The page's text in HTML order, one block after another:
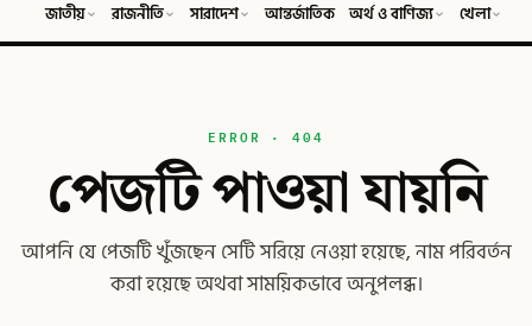
জাতীয় রাজনীতি সারাদেশ আন্তর্জাতিক অর্থ ও বাণিজ্য খেলা
ERROR · 404
পেজটি পাওয়া যায়নি
আপনি যে পেজটি খুঁজছেন সেটি সরিয়ে নেওয়া হয়েছে, নাম পরিবর্তন
করা হয়েছে অথবা সাময়িকভাবে অনুপলব্ধ।